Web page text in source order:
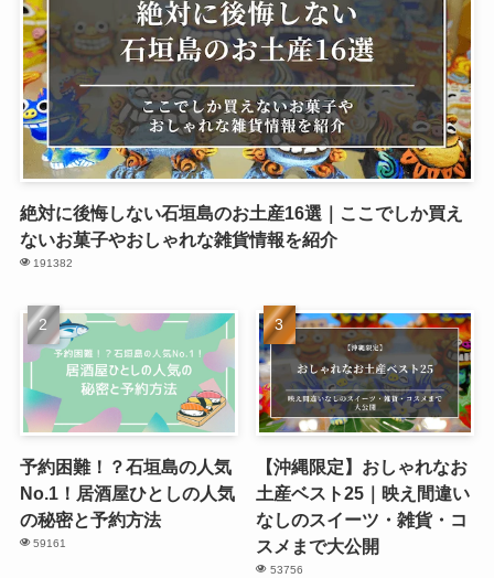
絶対に後悔しない石垣島のお土産16選｜ここでしか買え
ないお菓子やおしゃれな雑貨情報を紹介
191382
予約困難！？石垣島の人気
No.1！居酒屋ひとしの人気
の秘密と予約方法
59161
【沖縄限定】おしゃれなお
土産ベスト25｜映え間違い
なしのスイーツ・雑貨・コ
スメまで大公開
53756